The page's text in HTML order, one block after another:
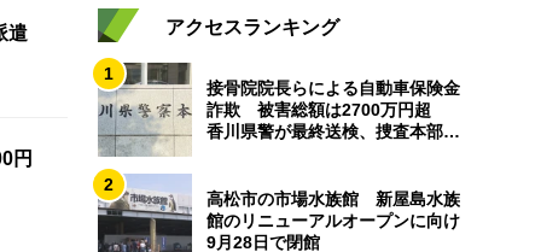
遣
円
アクセスランキング
1
接骨院院長らによる自動車保険金
詐欺 被害総額は2700万円超
香川県警が最終送検、捜査本部解
2
高松市の市場水族館 新屋島水族
館のリニューアルオープンに向け
9月28日で閉館